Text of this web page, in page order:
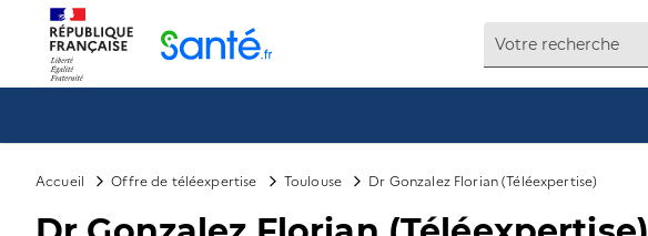
Accueil Offre de téléexpertise Toulouse Dr Gonzalez Florian (Téléexpertise)
Panneau de gestion des cookies